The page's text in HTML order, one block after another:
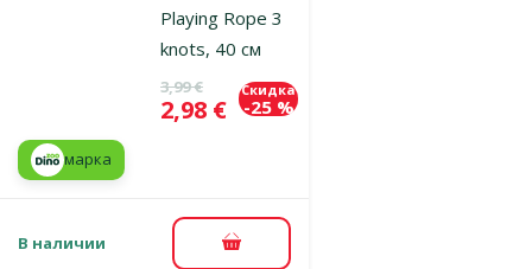
Playing Rope 3
knots, 40 см
Исходная цена
3,99 €
Цена
2,98 €
Скидка
-25 %
марка
В наличии В корзину